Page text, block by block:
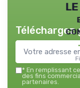
* En remplissant
des fins
partenaires.